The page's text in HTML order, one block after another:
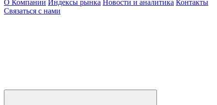
О Компании Индексы рынка Новости и аналитика Контакты
Связаться с нами